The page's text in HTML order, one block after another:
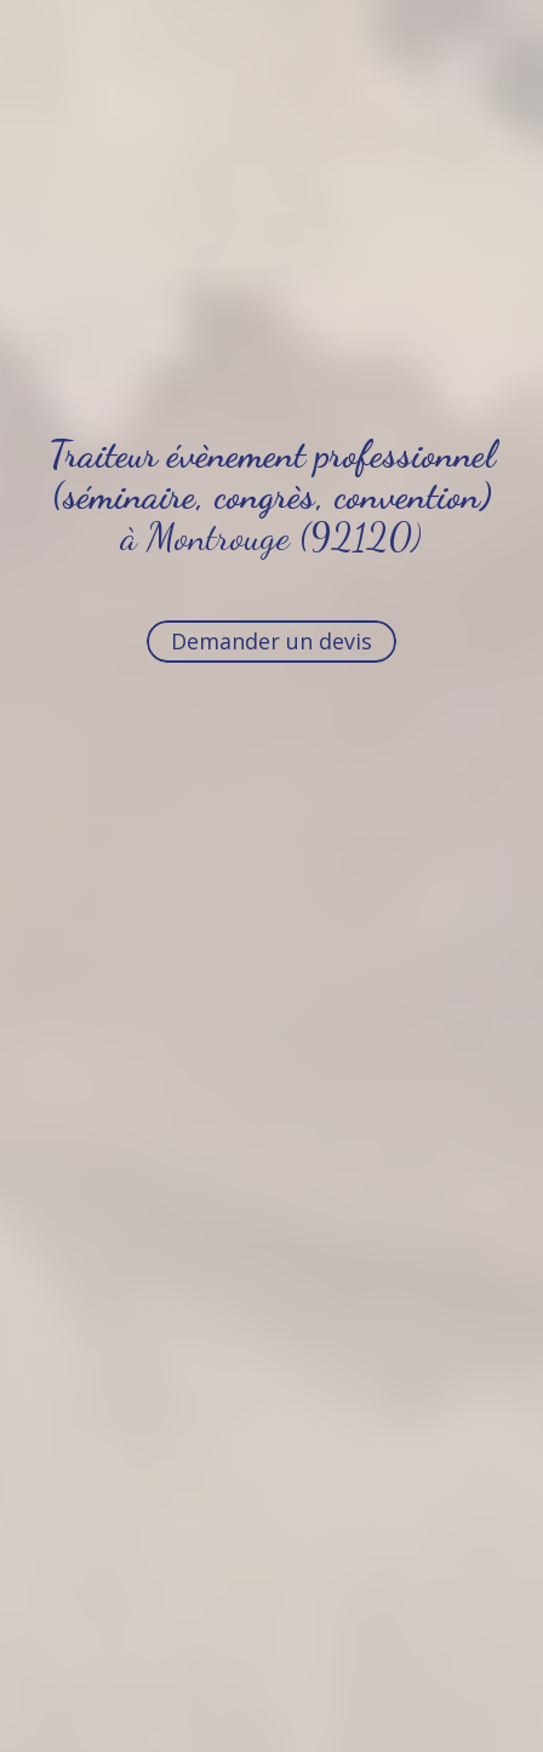
Traiteur évènement professionnel
(séminaire, congrès, convention)
à Montrouge (92120)
Demander un devis